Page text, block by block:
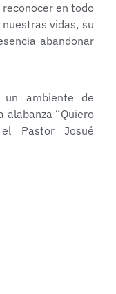
en todo
vidas, su
abandonar
un ambiente de
alabanza “Quiero
Pastor Josué